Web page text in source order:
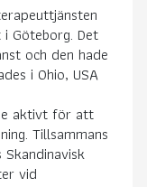
Göteborg. Det
och den hade
i Ohio, USA
aktivt för att
Tillsammans
vid